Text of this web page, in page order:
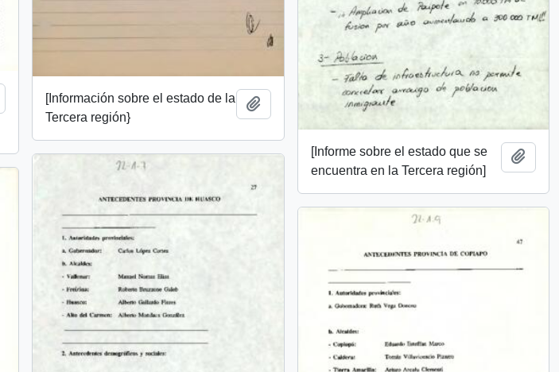
Añadir al portapapeles
[Información sobre el estado de la
Tercera región}
Añadir al portapapeles
[Informe sobre el estado que se
encuentra en la Tercera región]